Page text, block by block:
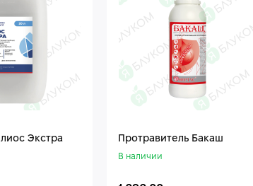
Экстра Протравитель Бакаш
В наличии